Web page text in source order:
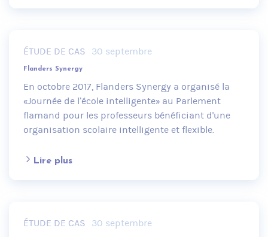
ÉTUDE DE CAS 30 septembre
Flanders Synergy
En octobre 2017, Flanders Synergy a organisé la
«Journée de l’école intelligente» au Parlement
flamand pour les professeurs bénéficiant d'une
organisation scolaire intelligente et flexible.
Lire plus
ÉTUDE DE CAS 30 septembre